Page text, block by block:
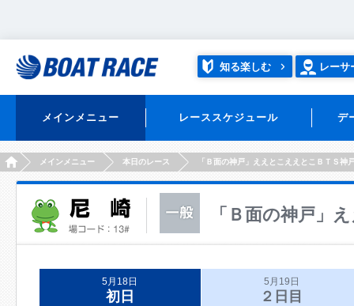
知る楽しむ レーサ
メインメニュー レーススケジュール デ
HOMEメインメニュー 本日のレース 「Ｂ面の神戸」ええとこええとこＢＴＳ神
「Ｂ面の神戸」
5月18日
初日
5月19日
２日目